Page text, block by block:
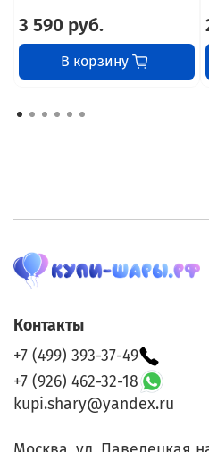
3 590 руб.
В корзину
Контакты
+7 (499) 393-37-49
+7 (926) 462-32-18
kupi.shary@yandex.ru